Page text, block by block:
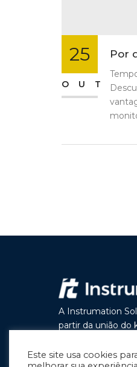
25
OUT
Por
A Instrumation
partir da união do
com o objetivo
vanguarda por
Este site usa cookies